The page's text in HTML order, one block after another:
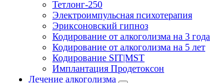
Тетлонг-250
Электроимпульсная психотерапия
Эриксоновский гипноз
Кодирование от алкоголизма на 3 года
Кодирование от алкоголизма на 5 лет
Кодирование SIT|MST
Имплантация Продетоксон
Лечение алкоголизма